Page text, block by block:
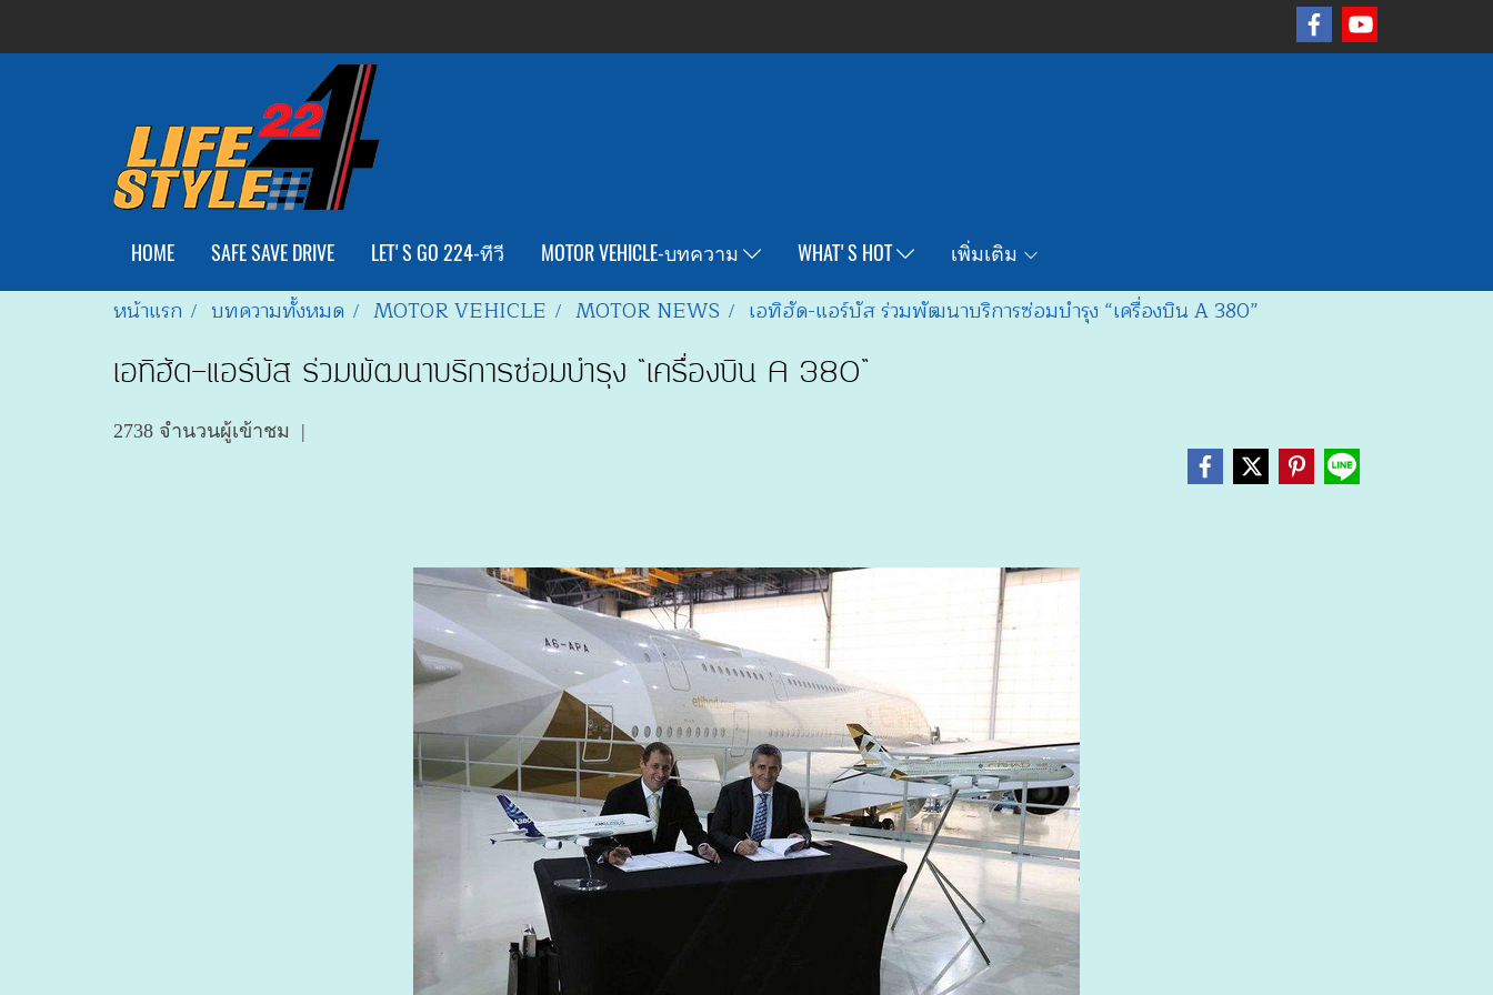
HOME SAFE SAVE DRIVE LET'S GO 224-ทีวี MOTOR VEHICLE-บทความ WHAT'S HOT เพิ่มเติม
หน้าแรก บทความทั้งหมด MOTOR VEHICLE MOTOR NEWS เอทิฮัด-แอร์บัส ร่วมพัฒนาบริการซ่อมบำรุง “เครื่องบิน A 380”
เอทิฮัด-แอร์บัส ร่วมพัฒนาบริการซ่อมบำรุง “เครื่องบิน A 380”
2738 จำนวนผู้เข้าชม |